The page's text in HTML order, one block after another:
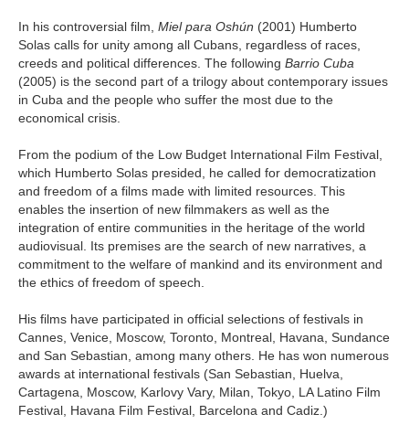
In his controversial film, Miel para Oshún (2001) Humberto
Solas calls for unity among all Cubans, regardless of races,
creeds and political differences. The following Barrio Cuba
(2005) is the second part of a trilogy about contemporary issues
in Cuba and the people who suffer the most due to the
economical crisis.
From the podium of the Low Budget International Film Festival,
which Humberto Solas presided, he called for democratization
and freedom of a films made with limited resources. This
enables the insertion of new filmmakers as well as the
integration of entire communities in the heritage of the world
audiovisual. Its premises are the search of new narratives, a
commitment to the welfare of mankind and its environment and
the ethics of freedom of speech.
His films have participated in official selections of festivals in
Cannes, Venice, Moscow, Toronto, Montreal, Havana, Sundance
and San Sebastian, among many others. He has won numerous
awards at international festivals (San Sebastian, Huelva,
Cartagena, Moscow, Karlovy Vary, Milan, Tokyo, LA Latino Film
Festival, Havana Film Festival, Barcelona and Cadiz.)